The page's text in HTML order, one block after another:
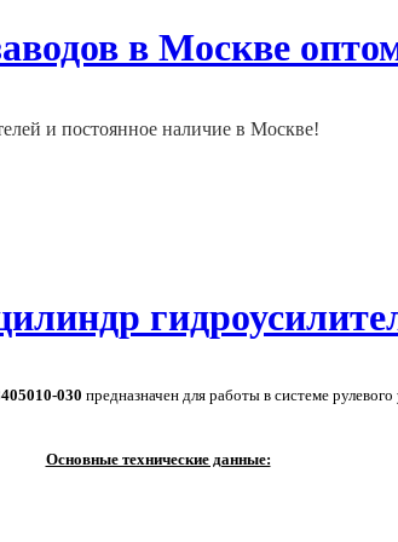
в Москве
и постоянное наличие в Москве!
030 предназначен для работы в системе
Основные технические данные: